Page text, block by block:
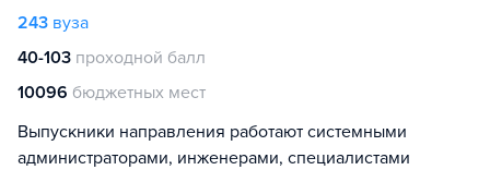
243 вуза
40-103 проходной балл
10096 бюджетных мест
Выпускники направления работают системными
администраторами, инженерами, специалистами